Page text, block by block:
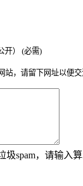
开） (必需)
站，请留下网址以便交
圾spam，请输入